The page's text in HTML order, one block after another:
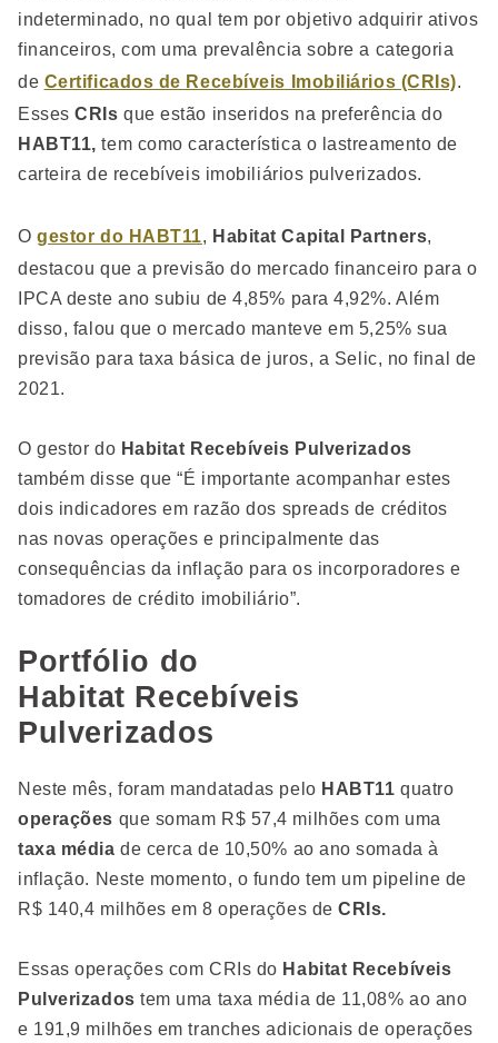
indeterminado, no qual tem por objetivo adquirir ativos
financeiros, com uma prevalência sobre a categoria
de Certificados de Recebíveis Imobiliários (CRIs).
EssesCRIs que estão inseridos na preferência do
HABT11, tem como característica o lastreamento de
carteira de recebíveis imobiliários pulverizados.
Ogestor do HABT11, Habitat Capital Partners,
destacou que a previsão do mercado financeiro para o
IPCA deste ano subiu de 4,85% para 4,92%. Além
disso, falou que o mercado manteve em 5,25% sua
previsão para taxa básica de juros, a Selic, no final de
2021.
O gestor do Habitat Recebíveis Pulverizados
também disse que “É importante acompanhar estes
dois indicadores em razão dos spreads de créditos
nas novas operações e principalmente das
consequências da inflação para os incorporadores e
tomadores de crédito imobiliário”.
Portfólio do
Habitat Recebíveis
Pulverizados
Neste mês, foram mandatadas pelo HABT11 quatro
operações que somam R$ 57,4 milhões com uma
taxa média de cerca de 10,50% ao ano somada à
inflação. Neste momento, o fundo tem um pipeline de
R$ 140,4 milhões em 8 operações deCRIs.
Essas operações com CRIs do Habitat Recebíveis
Pulverizados tem uma taxa média de 11,08% ao ano
e 191,9 milhões em tranches adicionais de operações